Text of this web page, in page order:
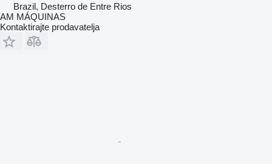
Brazil, Desterro de Entre Rios
AM MÁQUINAS
Kontaktirajte prodavatelja